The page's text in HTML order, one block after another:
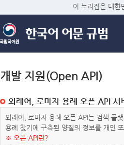
이 누리집은 대한
개발 지원(Open API)
외래어, 로마자 용례 오픈 API 서
외래어, 로마자 용례 오픈 API는 검색 플
용례 찾기에 구축된 양질의 정보를 개인
※ 오픈 API란?